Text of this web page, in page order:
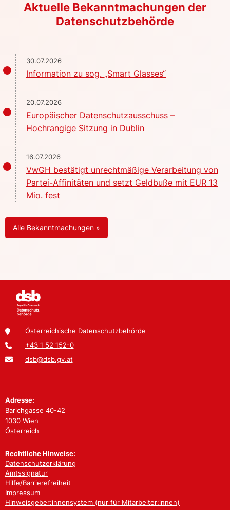
Aktuelle Bekanntmachungen der
Datenschutzbehörde
30.07.2026
Information zu sog. „Smart Glasses“
20.07.2026
Europäischer Datenschutzausschuss –
Hochrangige Sitzung in Dublin
16.07.2026
VwGH bestätigt unrechtmäßige Verarbeitung von
Partei-Affinitäten und setzt Geldbuße mit EUR 13
Mio. fest
Alle Bekanntmachungen »
Österreichische Datenschutzbehörde
+43 1 52 152-0
dsb@dsb.gv.at
Adresse:
Barichgasse 40-42
1030 Wien
Österreich
Rechtliche Hinweise:
Datenschutzerklärung
Amtssignatur
Hilfe/Barrierefreiheit
Impressum
Hinweisgeber:innensystem (nur für Mitarbeiter:innen)